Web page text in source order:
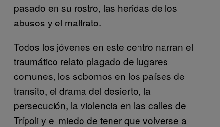
pasado en su rostro, las heridas de los
abusos y el maltrato.
Todos los jóvenes en este centro narran el
traumático relato plagado de lugares
comunes, los sobornos en los países de
transito, el drama del desierto, la
persecución, la violencia en las calles de
Trípoli y el miedo de tener que volverse a